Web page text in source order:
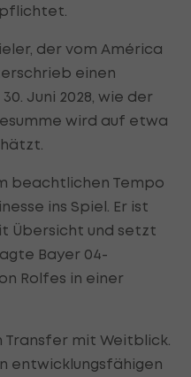
der vom América
einen
Juni 2028, wie der
wird auf etwa
beachtlichen Tempo
ins Spiel. Er ist
Übersicht und setzt
Bayer 04-
Rolfes in einer
mit Weitblick.
entwicklungsfähigen